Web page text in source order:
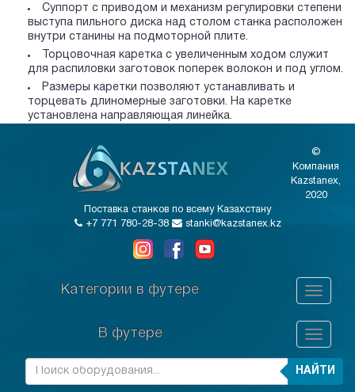
Суппорт с приводом и механизм регулировки степени
выступа пильного диска над столом станка расположен
внутри станины на подмоторной плите.
Торцовочная каретка с увеличенным ходом служит
для распиловки заготовок поперек волокон и под углом.
Размеры каретки позволяют устанавливать и
торцевать длиномерные заготовки. На каретке
установлена направляющая линейка.
©
Компания
Kazstanex,
2020
Поставка станков по всему Казахстану
+7 771 780-28-38
stanki@kazstanex.kz
Категории в футере
В футере
НАЙТИ